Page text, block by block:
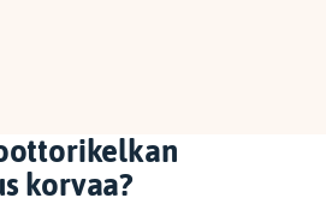
korvaa?